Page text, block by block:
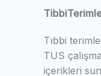
Tıbbi
TUS
içerikleri